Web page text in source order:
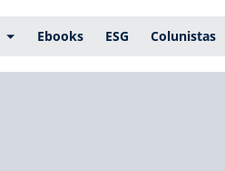
Ebooks ESG Colunistas